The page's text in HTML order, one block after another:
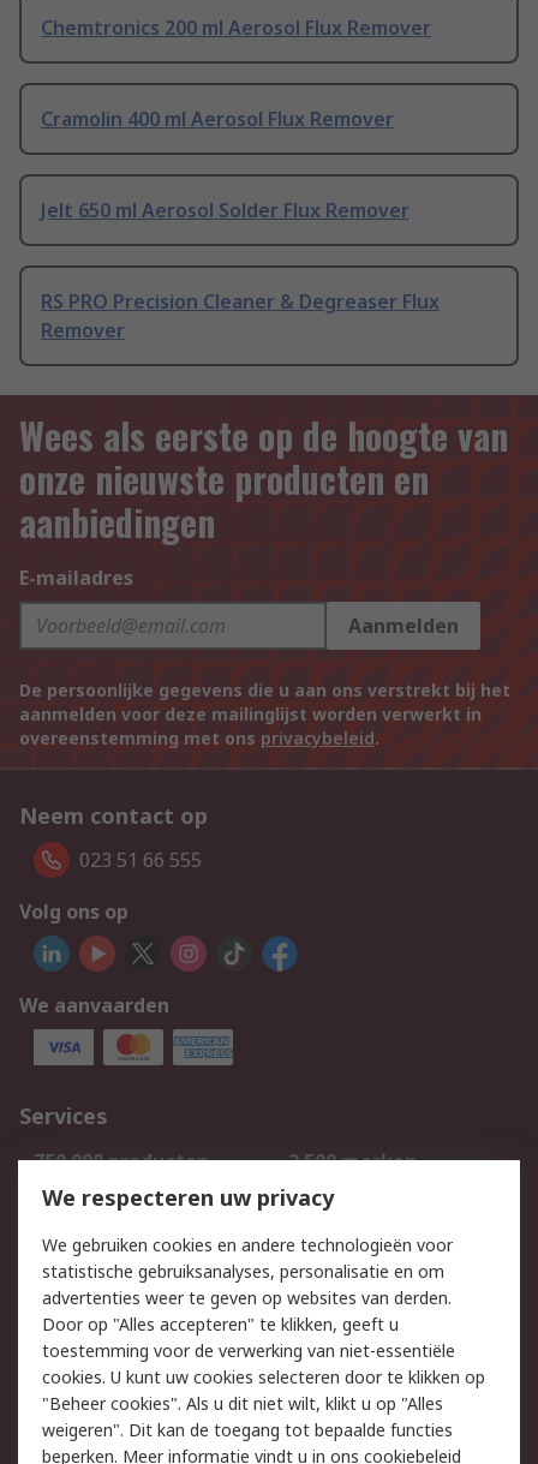
Chemtronics 200 ml Aerosol Flux Remover
Cramolin 400 ml Aerosol Flux Remover
Jelt 650 ml Aerosol Solder Flux Remover
RS PRO Precision Cleaner & Degreaser Flux
Remover
Wees als eerste op de hoogte van
onze nieuwste producten en
aanbiedingen
E-mailadres
Aanmelden
De persoonlijke gegevens die u aan ons verstrekt bij het
aanmelden voor deze mailinglijst worden verwerkt in
overeenstemming met ons privacybeleid.
Neem contact op
023 51 66 555
Volg ons op
We aanvaarden
Services
750.000 producten
2.500 merken
Bestellen
Inkoopoplossingen
Track & Trace
Wettelijk
Cookiebeleid
Email veiligheid
Privacybeleid
Websitevoorwaarden
Algemene
We respecteren uw privacy
We gebruiken cookies en andere technologieën voor
statistische gebruiksanalyses, personalisatie en om
advertenties weer te geven op websites van derden.
Door op "Alles accepteren" te klikken, geeft u
toestemming voor de verwerking van niet-essentiële
cookies. U kunt uw cookies selecteren door te klikken op
"Beheer cookies". Als u dit niet wilt, klikt u op "Alles
weigeren". Dit kan de toegang tot bepaalde functies
beperken. Meer informatie vindt u in ons cookiebeleid